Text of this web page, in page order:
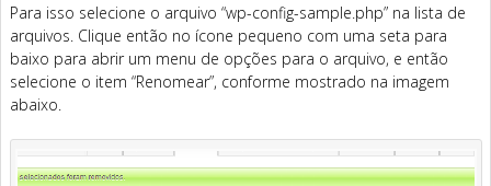
Para isso selecione o arquivo “wp-config-sample.php” na lista de
arquivos. Clique então no ícone pequeno com uma seta para
baixo para abrir um menu de opções para o arquivo, e então
selecione o item “Renomear”, conforme mostrado na imagem
abaixo.